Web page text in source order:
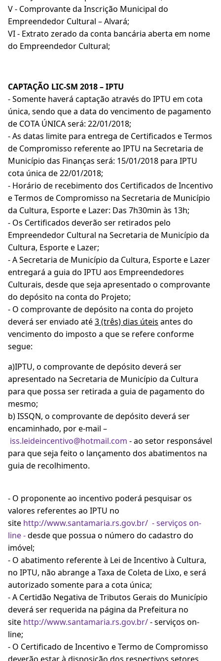
V - Comprovante da Inscrição Municipal do
Empreendedor Cultural – Alvará;
VI - Extrato zerado da conta bancária aberta em nome
do Empreendedor Cultural;
CAPTAÇÃO LIC-SM 2018 – IPTU
- Somente haverá captação através do IPTU em cota
única, sendo que a data do vencimento de pagamento
de COTA ÚNICA será: 22/01/2018;
- As datas limite para entrega de Certificados e Termos
de Compromisso referente ao IPTU na Secretaria de
Município das Finanças será: 15/01/2018 para IPTU
cota única de 22/01/2018;
- Horário de recebimento dos Certificados de Incentivo
e Termos de Compromisso na Secretaria de Município
da Cultura, Esporte e Lazer: Das 7h30min às 13h;
- Os Certificados deverão ser retirados pelo
Empreendedor Cultural na Secretaria de Município da
Cultura, Esporte e Lazer;
- A Secretaria de Município da Cultura, Esporte e Lazer
entregará a guia do IPTU aos Empreendedores
Culturais, desde que seja apresentado o comprovante
do depósito na conta do Projeto;
- O comprovante de depósito na conta do projeto
deverá ser enviado até3 (três) dias úteis antes do
vencimento do imposto a que se refere conforme
segue:
a)IPTU, o comprovante de depósito deverá ser
apresentado na Secretaria de Município da Cultura
para que possa ser retirada a guia de pagamento do
mesmo;
b) ISSQN, o comprovante de depósito deverá ser
encaminhado, por e-mail –
iss.leideincentivo@hotmail.com - ao setor responsável
para que seja feito o lançamento dos abatimentos na
guia de recolhimento.
- O proponente ao incentivo poderá pesquisar os
valores referentes ao IPTU no
site http://www.santamaria.rs.gov.br/ - serviços on-
line -desde que possua o número do cadastro do
imóvel;
- O abatimento referente à Lei de Incentivo à Cultura,
no IPTU, não abrange a Taxa de Coleta de Lixo, e será
autorizado somente para a cota única;
- A Certidão Negativa de Tributos Gerais do Município
deverá ser requerida na página da Prefeitura no
site http://www.santamaria.rs.gov.br/- serviços on-
line;
- O Certificado de Incentivo e Termo de Compromisso